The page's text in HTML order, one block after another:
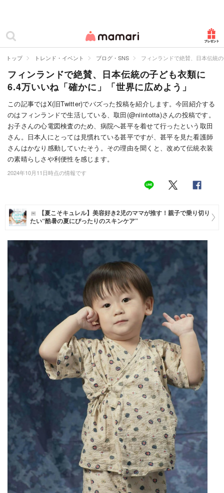
ママリ
カテゴリー一覧
妊娠
出産
赤ちゃん・育児
子育て・家族
病院
美容・ファッション
住まい
マネー
トレンド・イベント
トップ トレンド・イベント ブログ・SNS フィンランドで絶賛、日本伝統
フィンランドで絶賛、日本伝統の子ども衣類に
6.4万いいね「確かに」「世界に広めよう」
この記事ではX(旧Twitter)でバズった投稿を紹介します。今回紹介する
のはフィンランドで生活している、取田(@niintotta)さんの投稿です。
お子さんの心電図検査のため、病院へ甚平を着せて行ったという取田
さん。日本人にとっては見慣れている甚平ですが、甚平を見た看護師
さんはかなり感動していたそう。その理由を聞くと、改めて伝統衣装
の素晴らしさや利便性を感じます。
2024年10月11日時点の情報です
【夏こそキュレル】美容好き2児のママが推す！親子で乗り切り
たい“酷暑の夏にぴったりのスキンケア”